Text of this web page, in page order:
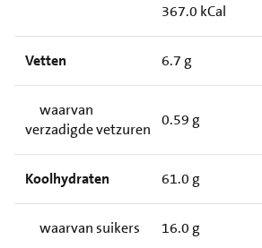
367.0 kCal
Vetten 6.7 g
waarvan
verzadigde vetzuren
0.59 g
Koolhydraten 61.0 g
waarvan suikers 16.0 g